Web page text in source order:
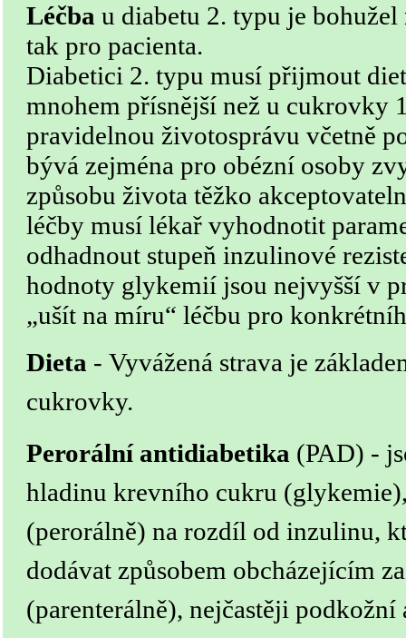
Léčba u diabetu 2. typu je bohužel
tak pro pacienta.
Diabetici 2. typu musí přijmout
mnohem přísnější než u cukrovky
pravidelnou životosprávu včetně
bývá zejména pro obézní osoby
způsobu života těžko
léčby musí lékař vyhodnotit
odhadnout stupeň inzulinové
hodnoty glykemií jsou nejvyšší v
„ušít na míru“ léčbu pro
Dieta - Vyvážená strava je
cukrovky.
Perorální antidiabetika (PAD) -
hladinu krevního cukru
(perorálně) na rozdíl od inzulinu,
dodávat způsobem obcházejícím
(parenterálně), nejčastěji podkožní